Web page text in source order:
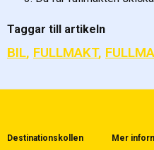
Taggar till artikeln
BIL, FULLMAKT,
Destinationskollen Mer